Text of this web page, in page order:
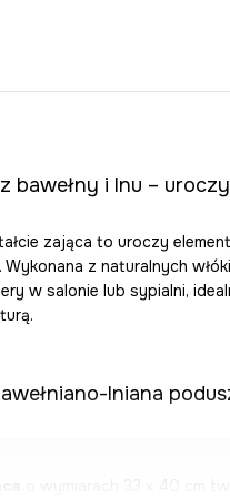
bawełny i lnu –
zająca to uroczy
z naturalnych
w salonie lub sypialni,
lniana